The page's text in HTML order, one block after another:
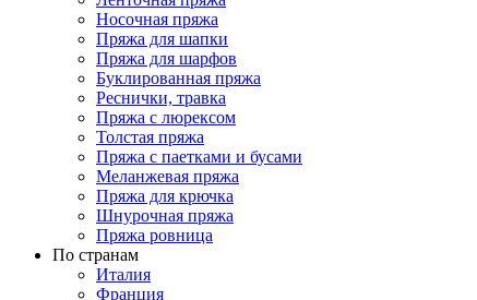
Носочная пряжа
Пряжа для шапки
Пряжа для шарфов
Буклированная пряжа
Реснички, травка
Пряжа с люрексом
Толстая пряжа
Пряжа с паетками и бусами
Меланжевая пряжа
Пряжа для крючка
Шнурочная пряжа
Пряжа ровница
По странам
Италия
Франция